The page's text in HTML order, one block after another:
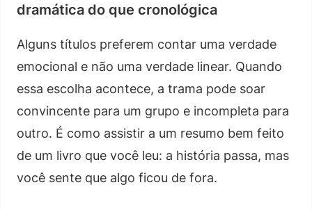
dramática do que cronológica
Alguns títulos preferem contar uma verdade
emocional e não uma verdade linear. Quando
essa escolha acontece, a trama pode soar
convincente para um grupo e incompleta para
outro. É como assistir a um resumo bem feito
de um livro que você leu: a história passa, mas
você sente que algo ficou de fora.